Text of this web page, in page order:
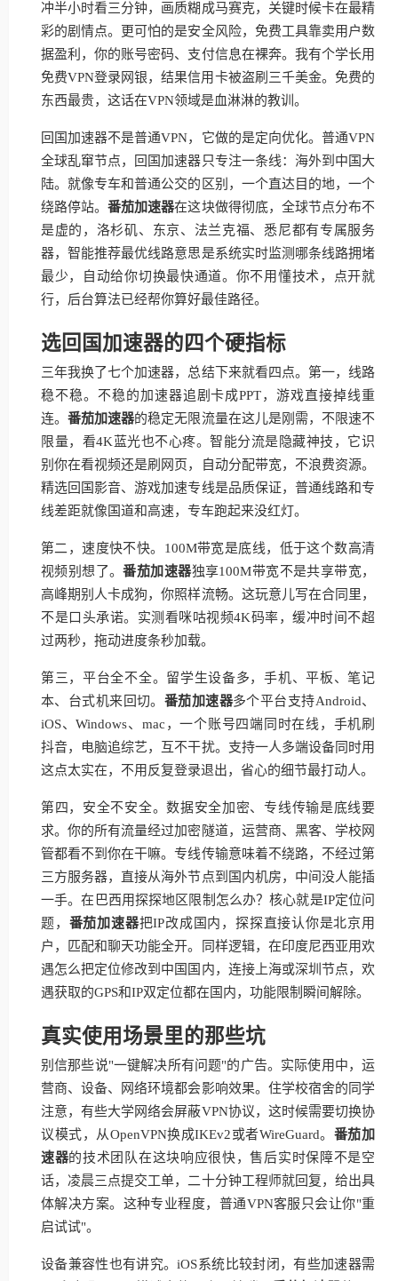
冲半小时看三分钟，画质糊成马赛克，关键时候卡在最精
彩的剧情点。更可怕的是安全风险，免费工具靠卖用户数
据盈利，你的账号密码、支付信息在裸奔。我有个学长用
免费VPN登录网银，结果信用卡被盗刷三千美金。免费的
东西最贵，这话在VPN领域是血淋淋的教训。
回国加速器不是普通VPN，它做的是定向优化。普通VPN
全球乱窜节点，回国加速器只专注一条线：海外到中国大
陆。就像专车和普通公交的区别，一个直达目的地，一个
绕路停站。番茄加速器在这块做得彻底，全球节点分布不
是虚的，洛杉矶、东京、法兰克福、悉尼都有专属服务
器，智能推荐最优线路意思是系统实时监测哪条线路拥堵
最少，自动给你切换最快通道。你不用懂技术，点开就
行，后台算法已经帮你算好最佳路径。
选回国加速器的四个硬指标
三年我换了七个加速器，总结下来就看四点。第一，线路
稳不稳。不稳的加速器追剧卡成PPT，游戏直接掉线重
连。番茄加速器的稳定无限流量在这儿是刚需，不限速不
限量，看4K蓝光也不心疼。智能分流是隐藏神技，它识
别你在看视频还是刷网页，自动分配带宽，不浪费资源。
精选回国影音、游戏加速专线是品质保证，普通线路和专
线差距就像国道和高速，专车跑起来没红灯。
第二，速度快不快。100M带宽是底线，低于这个数高清
视频别想了。番茄加速器独享100M带宽不是共享带宽，
高峰期别人卡成狗，你照样流畅。这玩意儿写在合同里，
不是口头承诺。实测看咪咕视频4K码率，缓冲时间不超
过两秒，拖动进度条秒加载。
第三，平台全不全。留学生设备多，手机、平板、笔记
本、台式机来回切。 番茄加速器多个平台支持Android、
iOS、Windows、mac，一个账号四端同时在线，手机刷
抖音，电脑追综艺，互不干扰。支持一人多端设备同时用
这点太实在，不用反复登录退出，省心的细节最打动人。
第四，安全不安全。数据安全加密、专线传输是底线要
求。你的所有流量经过加密隧道，运营商、黑客、学校网
管都看不到你在干嘛。专线传输意味着不绕路，不经过第
三方服务器，直接从海外节点到国内机房，中间没人能插
一手。在巴西用探探地区限制怎么办？核心就是IP定位问
题， 番茄加速器把IP改成国内，探探直接认你是北京用
户，匹配和聊天功能全开。同样逻辑，在印度尼西亚用欢
遇怎么把定位修改到中国国内，连接上海或深圳节点，欢
遇获取的GPS和IP双定位都在国内，功能限制瞬间解除。
真实使用场景里的那些坑
别信那些说"一键解决所有问题"的广告。实际使用中，运
营商、设备、网络环境都会影响效果。住学校宿舍的同学
注意，有些大学网络会屏蔽VPN协议，这时候需要切换协
议模式，从OpenVPN换成IKEv2或者WireGuard。 番茄加
速器的技术团队在这块响应很快，售后实时保障不是空
话，凌晨三点提交工单，二十分钟工程师就回复，给出具
体解决方案。这种专业程度，普通VPN客服只会让你"重
启试试"。
设备兼容性也有讲究。iOS系统比较封闭，有些加速器需